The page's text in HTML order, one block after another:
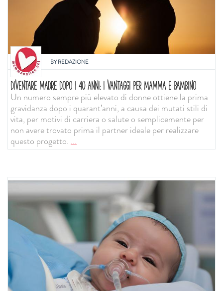
BYREDAZIONE
DIVENTARE MADRE DOPO I 40 ANNI: I VANTAGGI PER MAMMA E BAMBINO
Un numero sempre più elevato di donne ottiene la prima
gravidanza dopo i quarant’anni, a causa dei mutati stili di
vita, per motivi di carriera o salute o semplicemente per
non avere trovato prima il partner ideale per realizzare
questo progetto....